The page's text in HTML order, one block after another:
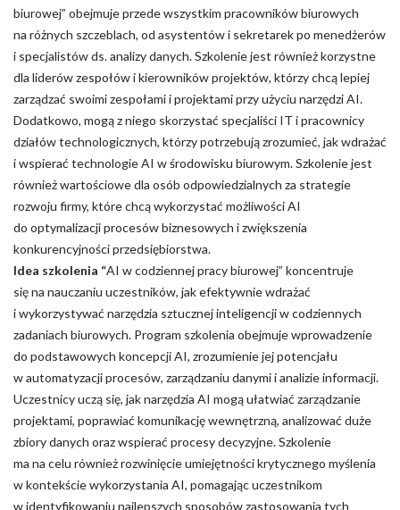
biurowej” obejmuje przede wszystkim pracowników biurowych
na różnych szczeblach, od asystentów i sekretarek po menedżerów
i specjalistów ds. analizy danych. Szkolenie jest również korzystne
dla liderów zespołów i kierowników projektów, którzy chcą lepiej
zarządzać swoimi zespołami i projektami przy użyciu narzędzi AI.
Dodatkowo, mogą z niego skorzystać specjaliści IT i pracownicy
działów technologicznych, którzy potrzebują zrozumieć, jak wdrażać
i wspierać technologie AI w środowisku biurowym. Szkolenie jest
również wartościowe dla osób odpowiedzialnych za strategie
rozwoju firmy, które chcą wykorzystać możliwości AI
do optymalizacji procesów biznesowych i zwiększenia
konkurencyjności przedsiębiorstwa.
Idea szkolenia “AI w codziennej pracy biurowej” koncentruje
się na nauczaniu uczestników, jak efektywnie wdrażać
i wykorzystywać narzędzia sztucznej inteligencji w codziennych
zadaniach biurowych. Program szkolenia obejmuje wprowadzenie
do podstawowych koncepcji AI, zrozumienie jej potencjału
w automatyzacji procesów, zarządzaniu danymi i analizie informacji.
Uczestnicy uczą się, jak narzędzia AI mogą ułatwiać zarządzanie
projektami, poprawiać komunikację wewnętrzną, analizować duże
zbiory danych oraz wspierać procesy decyzyjne. Szkolenie
ma na celu również rozwinięcie umiejętności krytycznego myślenia
w kontekście wykorzystania AI, pomagając uczestnikom
w identyfikowaniu najlepszych sposobów zastosowania tych